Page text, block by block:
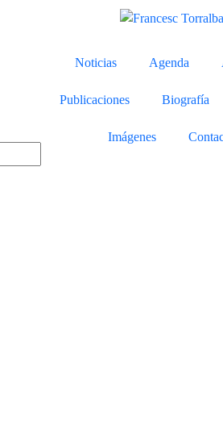
Noticias Agenda
Publicaciones Biografía
Imágenes